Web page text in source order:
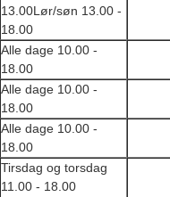
13.00Lør/søn 13.00 -
18.00
Alle dage 10.00 -
18.00
Alle dage 10.00 -
18.00
Alle dage 10.00 -
18.00
Tirsdag og torsdag
11.00 - 18.00